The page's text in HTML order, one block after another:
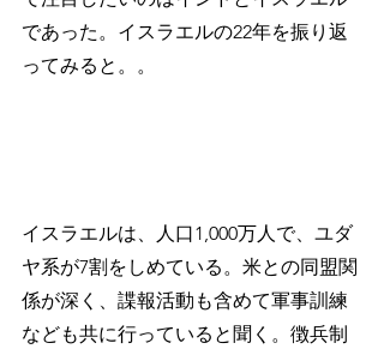
であった。イスラエルの22年を振り返
ってみると。。
イスラエルは、人口1,000万人で、ユダ
ヤ系が7割をしめている。米との同盟関
係が深く、諜報活動も含めて軍事訓練
なども共に行っていると聞く。徴兵制